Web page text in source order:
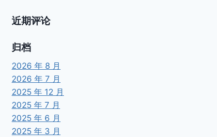
近期评论
归档
2026 年 8 月
2026 年 7 月
2025 年 12 月
2025 年 7 月
2025 年 6 月
2025 年 3 月